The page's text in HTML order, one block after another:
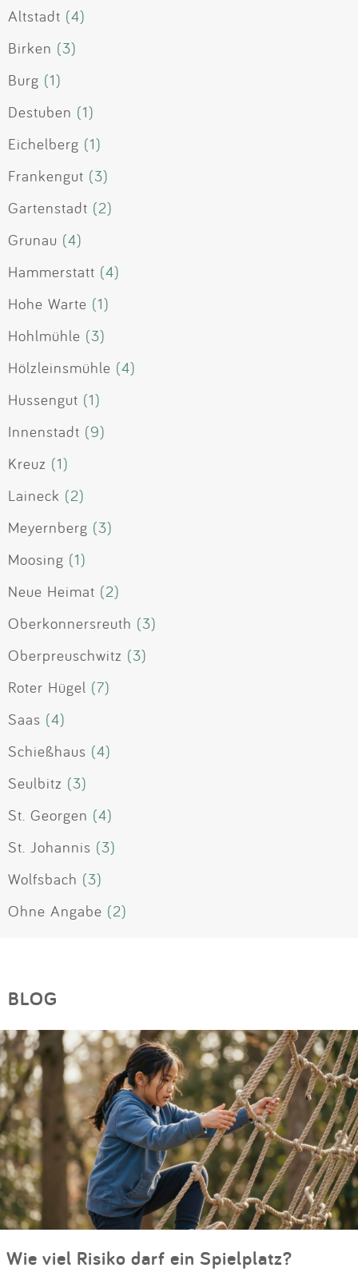
Altstadt (4)
Birken (3)
Burg (1)
Destuben (1)
Eichelberg (1)
Frankengut (3)
Gartenstadt (2)
Grunau (4)
Hammerstatt (4)
Hohe Warte (1)
Hohlmühle (3)
Hölzleinsmühle (4)
Hussengut (1)
Innenstadt (9)
Kreuz (1)
Laineck (2)
Meyernberg (3)
Moosing (1)
Neue Heimat (2)
Oberkonnersreuth (3)
Oberpreuschwitz (3)
Roter Hügel (7)
Saas (4)
Schießhaus (4)
Seulbitz (3)
St. Georgen (4)
St. Johannis (3)
Wolfsbach (3)
Ohne Angabe (2)
BLOG
Wie viel Risiko darf ein Spielplatz?